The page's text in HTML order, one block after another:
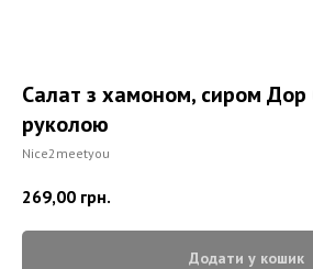
Салат з хамоном, сиром
руколою
Nice2meetyou
269,00 грн.
Додати у кошик